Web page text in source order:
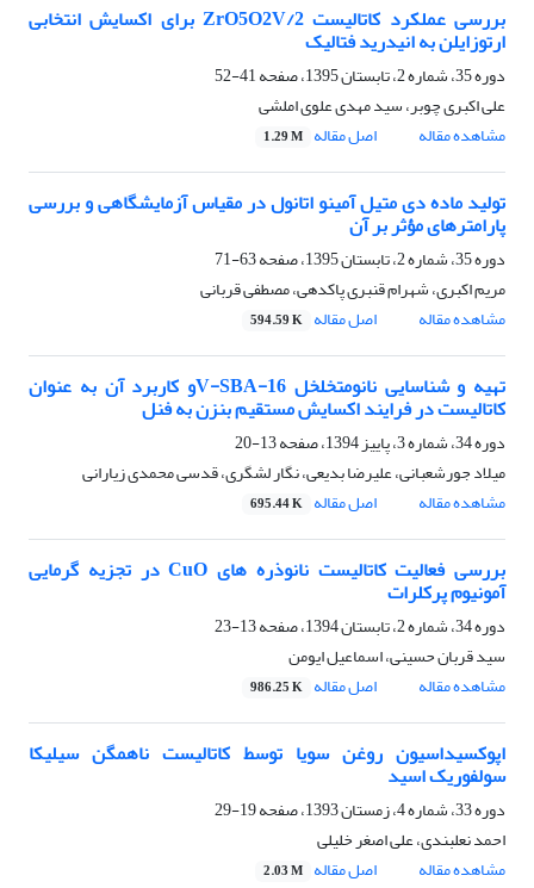
بررسی عملکرد کاتالیست 2/ZrO5O2V برای اکسایش انتخابی
ارتوزایلن به انیدرید فتالیک
دوره 35، شماره 2، تابستان 1395، صفحه
41-52
علی اکبری چوبر، سید مهدی علوی املشی
مشاهده مقاله
اصل مقاله 1.29 M
تولید ماده دی متیل آمینو اتانول در مقیاس آزمایشگاهی و بررسی
پارامترهای مؤثر بر آن
دوره 35، شماره 2، تابستان 1395، صفحه
63-71
مریم اکبری، شهرام قنبری پاکدهی، مصطفی قربانی
مشاهده مقاله
اصل مقاله 594.59 K
تهیه و شناسایی نانومتخلخل V-SBA-16و کاربرد آن به عنوان
کاتالیست در فرایند اکسایش مستقیم بنزن به فنل
دوره 34، شماره 3، پاییز 1394، صفحه
13-20
میلاد جورشعبانی، علیرضا بدیعی، نگار لشگری، قدسی محمدی زیارانی
مشاهده مقاله
اصل مقاله 695.44 K
بررسی فعالیت کاتالیست نانوذره های CuO در تجزیه گرمایی
آمونیوم پرکلرات
دوره 34، شماره 2، تابستان 1394، صفحه
13-23
سید قربان حسینی، اسماعیل ایومن
مشاهده مقاله
اصل مقاله 986.25 K
اپوکسیداسیون روغن سویا توسط کاتالیست ناهمگن سیلیکا
سولفوریک اسید
دوره 33، شماره 4، زمستان 1393، صفحه
19-29
احمد نعلبندی، علی اصغر خلیلی
مشاهده مقاله
اصل مقاله 2.03 M